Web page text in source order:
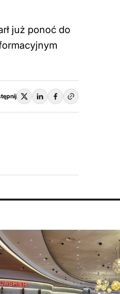
już ponoć do